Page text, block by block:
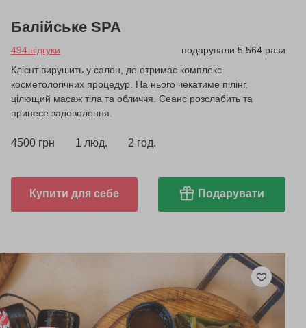
Балійське SPA
494 відгуки
подарували 5 564 рази
Клієнт вирушить у салон, де отримає комплекс
косметологічних процедур. На нього чекатиме пілінг,
цілющий масаж тіла та обличчя. Сеанс розслабить та
принесе задоволення.
4500 грн 1 люд. 2 год.
Купити для себе Подарувати